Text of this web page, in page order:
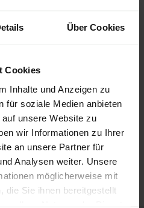
Über Cookies
Cookies
Inhalte und Anzeigen zu
für soziale Medien anbieten
unsere Website zu
wir Informationen zu Ihrer
an unsere Partner für
Analysen weiter. Unsere
möglicherweise mit
die Sie ihnen bereitgestellt
Sackware
Mai
2026
für Holzpellets in Deutschland
unsererPelletspreise-Seite